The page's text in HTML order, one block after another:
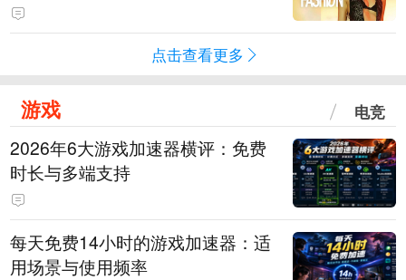
点击查看更多
游戏 电竞
2026年6大游戏加速器横评：免费
时长与多端支持
每天免费14小时的游戏加速器：适
用场景与使用频率